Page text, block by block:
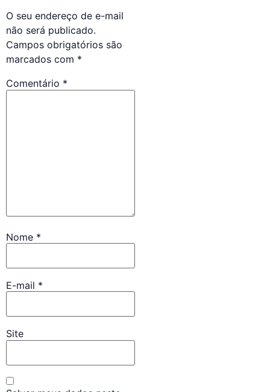
O seu endereço de e-mail
não será publicado.
Campos obrigatórios são
marcados com *
Comentário *
Nome *
E-mail *
Site